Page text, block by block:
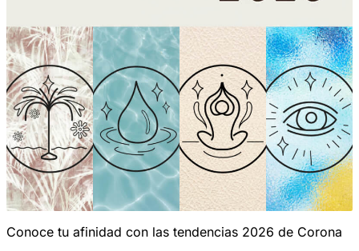
Conoce tu afinidad con las tendencias 2026 de Corona